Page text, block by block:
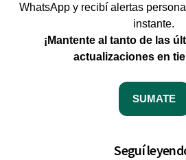
WhatsApp y recibí alertas
instante.
¡Mantente al tanto de las
actualizaciones en
SUMATE
Seguí